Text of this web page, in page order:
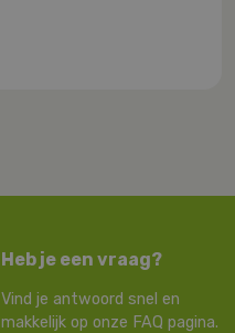
Heb je een vraag?
Vind je antwoord snel en
makkelijk op onze FAQ pagina.